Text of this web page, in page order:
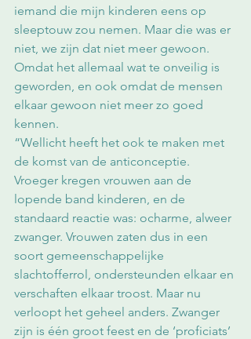
iemand die mijn kinderen eens op
sleeptouw zou nemen. Maar die was er
niet, we zijn dat niet meer gewoon.
Omdat het allemaal wat te onveilig is
geworden, en ook omdat de mensen
elkaar gewoon niet meer zo goed
kennen.
“Wellicht heeft het ook te maken met
de komst van de anticonceptie.
Vroeger kregen vrouwen aan de
lopende band kinderen, en de
standaard reactie was: ocharme, alweer
zwanger. Vrouwen zaten dus in een
soort gemeenschappelijke
slachtofferrol, ondersteunden elkaar en
verschaften elkaar troost. Maar nu
verloopt het geheel anders. Zwanger
zijn is één groot feest en de ‘proficiats’